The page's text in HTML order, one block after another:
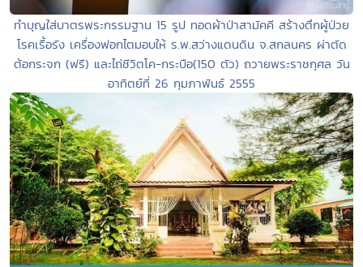
ทำบุญใส่บาตรพระกรรมฐาน 15 รูป ทอดผ้าป่าสามัคคี สร้างตึกผู้ป่วย
โรคเรื้อรัง เครื่องฟอกไตมอบให้ ร.พ.สว่างแดนดิน จ.สกลนคร ผ่าตัด
ต้อกระจก (ฟรี) และไถ่ชีวิตโค-กระบือ(150 ตัว) ถวายพระราชกุศล วัน
อาทิตย์ที่ 26 กุมภาพันธ์ 2555